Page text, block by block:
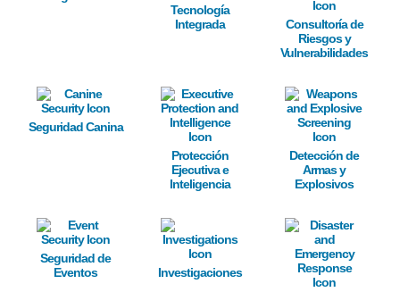
Tecnología
Integrada
Consultoría de
Riesgos y
Vulnerabilidades
Image
Seguridad Canina
Image
Protección
Ejecutiva e
Inteligencia
Image
Detección de
Armas y
Explosivos
Image
Seguridad de
Eventos
Image
Investigaciones
Image